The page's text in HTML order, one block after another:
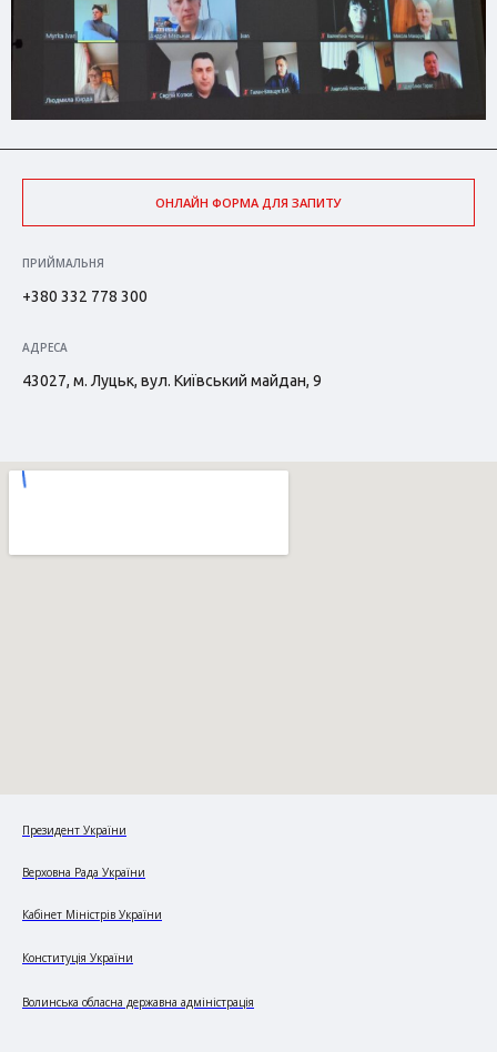
ОНЛАЙН ФОРМА ДЛЯ ЗАПИТУ
ПРИЙМАЛЬНЯ
+380 332 778 300
АДРЕСА
43027, м. Луцьк, вул. Київський майдан, 9
Президент України
Верховна Рада України
Кабінет Міністрів України
Конституція України
Волинська обласна державна адміністрація